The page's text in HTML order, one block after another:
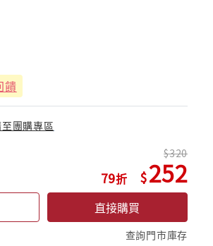
饋
團購專區
79
320
252
直接購買
查詢門市庫存